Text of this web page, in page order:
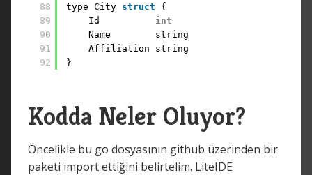
88
89
90
91
92
type City struct
{
Id int
Name        string
Affiliation string
}
Kodda Neler Oluyor?
Öncelikle bu go dosyasının github üzerinden bir
paketi import ettiğini belirtelim. LiteIDE